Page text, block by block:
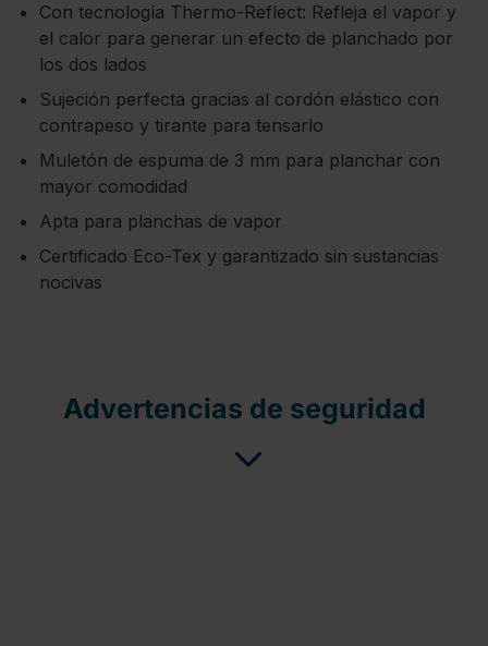
Con tecnología Thermo-Reflect: Refleja el vapor y
el calor para generar un efecto de planchado por
los dos lados
Sujeción perfecta gracias al cordón elástico con
contrapeso y tirante para tensarlo
Muletón de espuma de 3 mm para planchar con
mayor comodidad
Apta para planchas de vapor
Certificado Eco-Tex y garantizado sin sustancias
nocivas
Advertencias de seguridad